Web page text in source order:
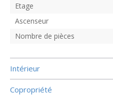
Etage
Ascenseur
Nombre de pièces
Intérieur
Copropriété